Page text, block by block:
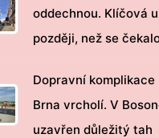
oddechnou. Klíčová
později, než se
Dopravní komplikace
Brna vrcholí. V
uzavřen důležitý tah